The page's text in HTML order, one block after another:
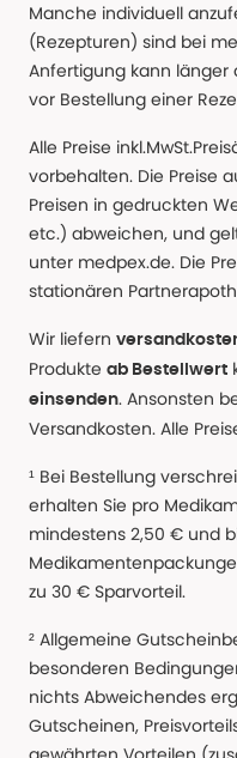
Manche individuell
(Rezepturen) sind bei
Anfertigung kann länger
vor Bestellung einer
Alle Preise
vorbehalten. Die Preise
Preisen in gedruckten
etc.) abweichen, und
unter medpex.de. Die
stationären
Wir liefern
Produkte ab Bestellwert
einsenden. Ansonsten
Versandkosten. Alle
¹ Bei Bestellung
erhalten Sie pro
mindestens 2,50 € und
zu 30 € Sparvorteil.
² Allgemeine
besonderen
nichts Abweichendes
Gutscheinen,